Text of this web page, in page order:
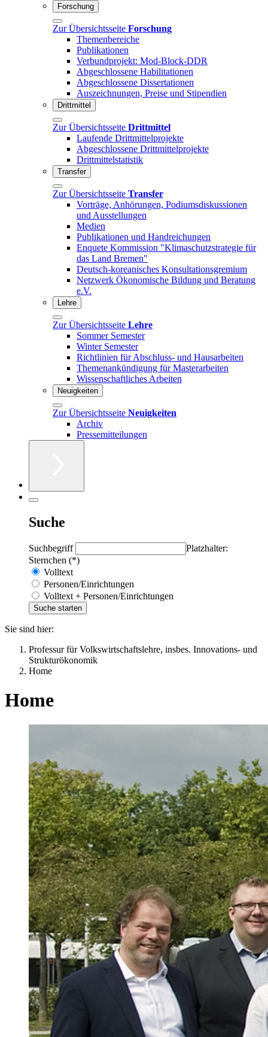
Forschung
Zur Übersichtsseite Forschung
Themenbereiche
Publikationen
Verbundprojekt: Mod-Block-DDR
Abgeschlossene Habilitationen
Abgeschlossene Dissertationen
Auszeichnungen, Preise und Stipendien
Drittmittel
Zur Übersichtsseite Drittmittel
Laufende Drittmittelprojekte
Abgeschlossene Drittmittelprojekte
Drittmittelstatistik
Transfer
Zur Übersichtsseite Transfer
Vorträge, Anhörungen, Podiumsdiskussionen
und Ausstellungen
Medien
Publikationen und Handreichungen
Enquete Kommission "Klimaschutzstrategie für
das Land Bremen"
Deutsch-koreanisches Konsultationsgremium
Netzwerk Ökonomische Bildung und Beratung
e.V.
Lehre
Zur Übersichtsseite Lehre
Sommer Semester
Winter Semester
Richtlinien für Abschluss- und Hausarbeiten
Themenankündigung für Masterarbeiten
Wissenschaftliches Arbeiten
Neuigkeiten
Zur Übersichtsseite Neuigkeiten
Archiv
Pressemitteilungen
Suche
Suchbegriff
Platzhalter:
Sternchen (*)
Volltext
Personen/Einrichtungen
Volltext + Personen/Einrichtungen
Sie sind hier:
Professur für Volkswirtschaftslehre, insbes. Innovations- und
Strukturökonomik
Home
Home